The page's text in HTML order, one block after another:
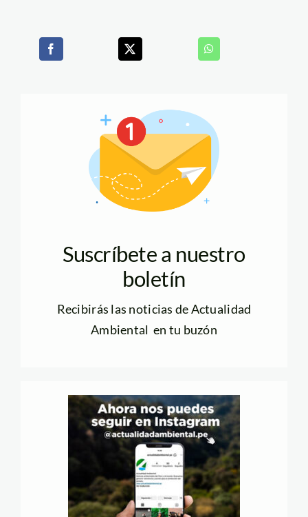
Suscríbete a nuestro
boletín
Recibirás las noticias de Actualidad
Ambiental en tu buzón